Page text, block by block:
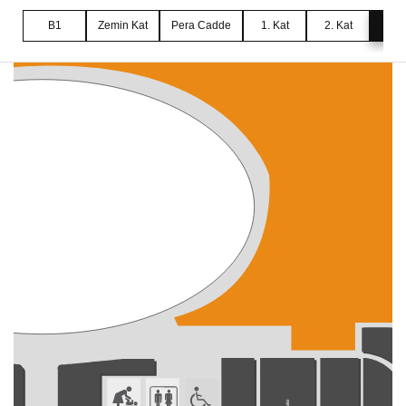
B1 Zemin Kat Pera Cadde 1. Kat 2. Kat